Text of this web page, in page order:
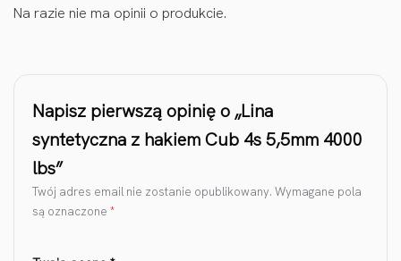
Na razie nie ma opinii o produkcie.
Napisz pierwszą opinię o „Lina
syntetyczna z hakiem Cub 4s 5,5mm 4000
lbs”
Twój adres email nie zostanie opublikowany. Wymagane pola
są oznaczone *